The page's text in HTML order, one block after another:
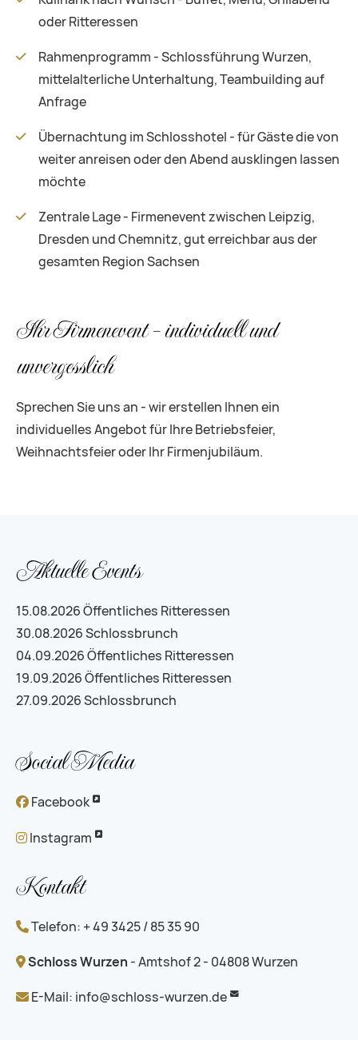
oder Ritteressen
Rahmenprogramm - Schlossführung Wurzen,
mittelalterliche Unterhaltung, Teambuilding auf
Anfrage
Übernachtung im Schlosshotel - für Gäste die von
weiter anreisen oder den Abend ausklingen lassen
möchte
Zentrale Lage - Firmenevent zwischen Leipzig,
Dresden und Chemnitz, gut erreichbar aus der
gesamten Region Sachsen
Ihr Firmenevent - individuell und
unvergesslich
Sprechen Sie uns an - wir erstellen Ihnen ein
individuelles Angebot für Ihre Betriebsfeier,
Weihnachtsfeier oder Ihr Firmenjubiläum.
Aktuelle Events
15.08.2026Öffentliches Ritteressen
30.08.2026Schlossbrunch
04.09.2026Öffentliches Ritteressen
19.09.2026Öffentliches Ritteressen
27.09.2026Schlossbrunch
Social Media
Facebook
Instagram
Kontakt
Telefon: + 49 3425 / 85 35 90
Schloss Wurzen - Amtshof 2 - 04808 Wurzen
E-Mail: info@schloss-wurzen.de